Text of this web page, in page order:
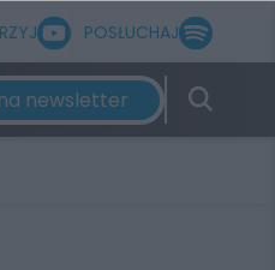
POSŁUCHAJ
newsletter